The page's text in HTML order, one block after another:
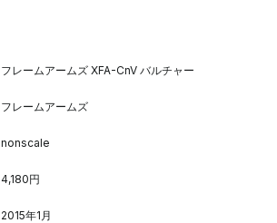
フレームアームズ XFA-CnV バルチャー
フレームアームズ
nonscale
4,180円
2015年1月